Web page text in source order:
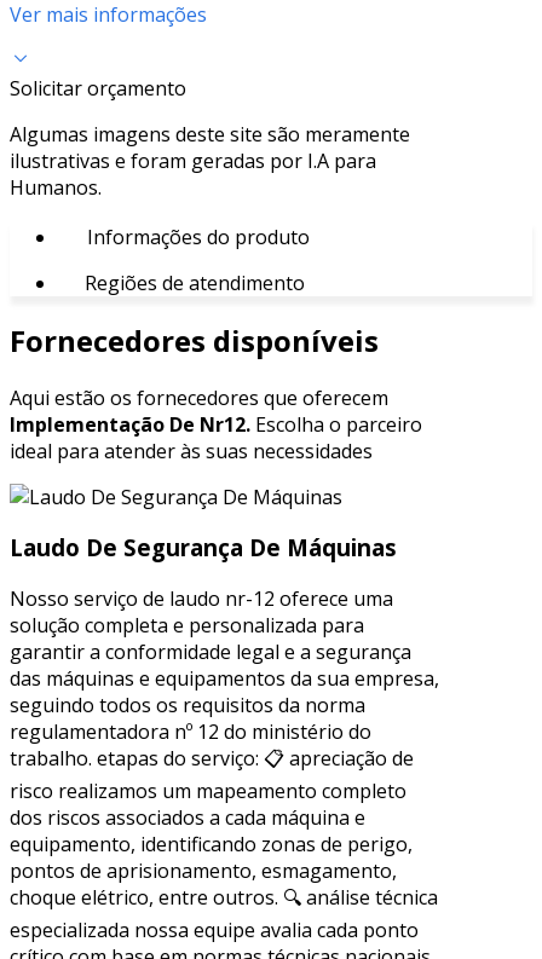
Ver mais informações
Solicitar orçamento
Algumas imagens deste site são meramente
ilustrativas e foram geradas por I.A para
Humanos.
Informações do produto
Regiões de atendimento
Fornecedores disponíveis
Aqui estão os fornecedores que oferecem
Implementação De Nr12. Escolha o parceiro
ideal para atender às suas necessidades
Laudo De Segurança De Máquinas
Nosso serviço de laudo nr-12 oferece uma
solução completa e personalizada para
garantir a conformidade legal e a segurança
das máquinas e equipamentos da sua empresa,
seguindo todos os requisitos da norma
regulamentadora nº 12 do ministério do
trabalho. etapas do serviço: 📋 apreciação de
risco realizamos um mapeamento completo
dos riscos associados a cada máquina e
equipamento, identificando zonas de perigo,
pontos de aprisionamento, esmagamento,
choque elétrico, entre outros. 🔍 análise técnica
especializada nossa equipe avalia cada ponto